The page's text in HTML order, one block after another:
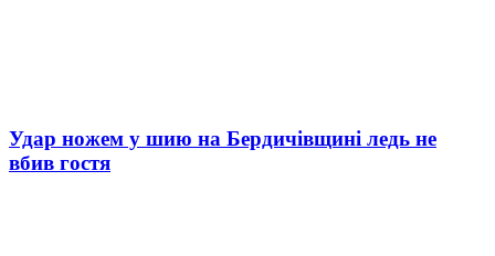
Удар ножем у шию на Бердичівщині ледь не
вбив гостя